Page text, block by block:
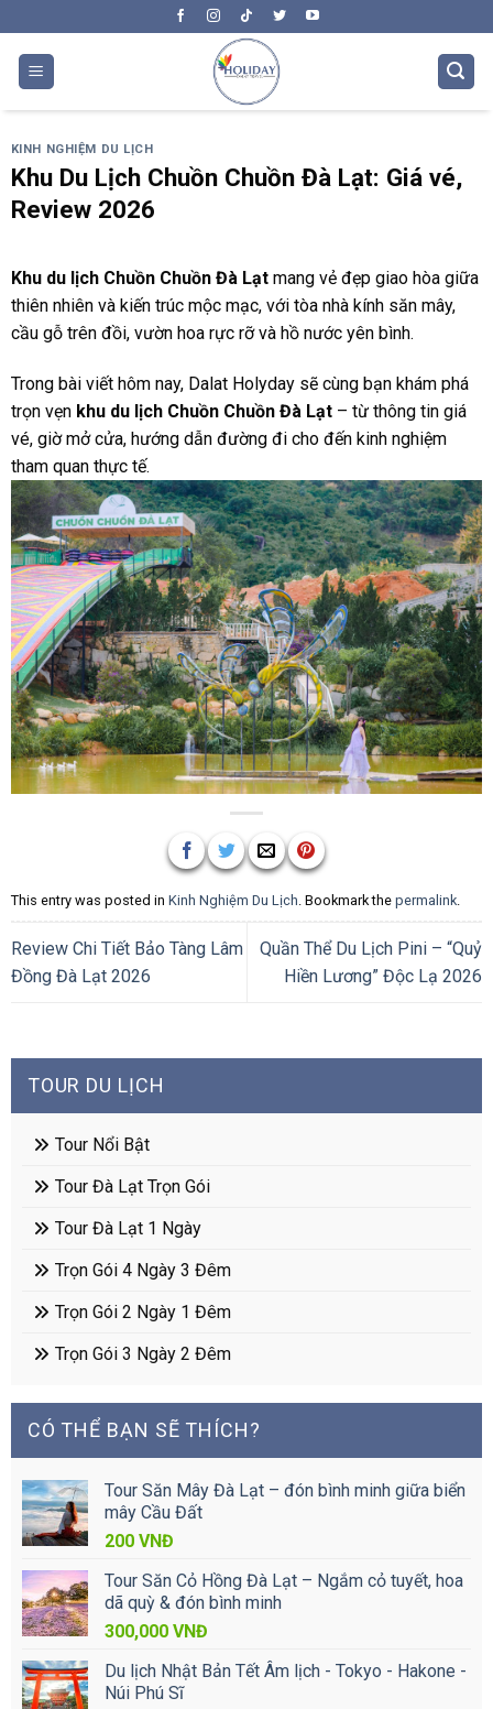
to
content
TOUR DU LỊCH
Tour Nổi Bật
Tour Đà Lạt Trọn Gói
Tour Đà Lạt 1 Ngày
Trọn Gói 4 Ngày 3 Đêm
Trọn Gói 2 Ngày 1 Đêm
Trọn Gói 3 Ngày 2 Đêm
CÓ THỂ BẠN SẼ THÍCH?
Tour Săn Mây Đà Lạt – đón bình minh giữa biển
mây Cầu Đất
200 VNĐ
Tour Săn Cỏ Hồng Đà Lạt – Ngắm cỏ tuyết, hoa
dã quỳ & đón bình minh
300,000 VNĐ
Du lịch Nhật Bản Tết Âm lịch - Tokyo - Hakone -
Núi Phú Sĩ
KINH NGHIỆM DU LỊCH
Khu Du Lịch Chuồn Chuồn Đà Lạt: Giá vé,
Review 2026
Khu du lịch Chuồn Chuồn Đà Lạtmang vẻ đẹp giao hòa giữa
thiên nhiên và kiến trúc mộc mạc, với tòa nhà kính săn mây,
cầu gỗ trên đồi, vườn hoa rực rỡ và hồ nước yên bình.
Trong bài viết hôm nay, Dalat Holyday sẽ cùng bạn khám phá
trọn vẹn khu du lịch Chuồn Chuồn Đà Lạt– từ thông tin giá
vé, giờ mở cửa, hướng dẫn đường đi cho đến kinh nghiệm
tham quan thực tế.
This entry was posted in Kinh Nghiệm Du Lịch. Bookmark the permalink.
Review Chi Tiết Bảo Tàng Lâm
Đồng Đà Lạt 2026
Quần Thể Du Lịch Pini – “Quỷ
Hiền Lương” Độc Lạ 2026